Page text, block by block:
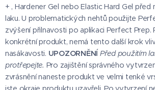
+ , Hardener Gel nebo Elastic Hard Gel před
laku. U problematických nehtů použijte
zvýšení přilnavosti po aplikaci Perfect
konkrétní produkt, nemá tento další krok
nasákavosti. UPOZORNĚNÍ Před použitím
protřepejte. Pro zajištění správného
zvrásnění naneste produkt ve velmi tenké